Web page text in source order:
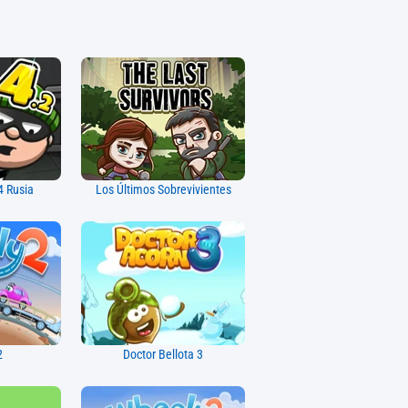
Rusia Los Últimos Sobrevivientes
Doctor Bellota 3